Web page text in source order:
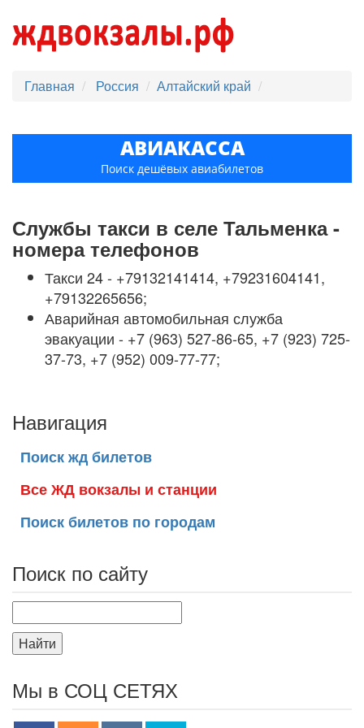
Главная Россия Алтайский край
АВИАКАССА
Поиск дешёвых авиабилетов
Службы такси в селе Тальменка -
номера телефонов
Такси 24 - +79132141414, +79231604141,
+79132265656;
Аварийная автомобильная служба
эвакуации - +7 (963) 527-86-65, +7 (923) 725-
37-73, +7 (952) 009-77-77;
Навигация
Поиск жд билетов
Все ЖД вокзалы и станции
Поиск билетов по городам
Поиск по сайту
Найти
Мы в СОЦ СЕТЯХ